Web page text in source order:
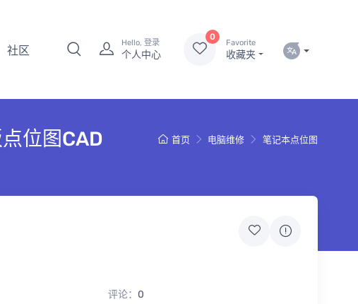
社区
Hello, 登录
个人中心
0
Favorite
收藏夹
首页 电脑维修 笔记本点位图
位图CAD
评论： 0